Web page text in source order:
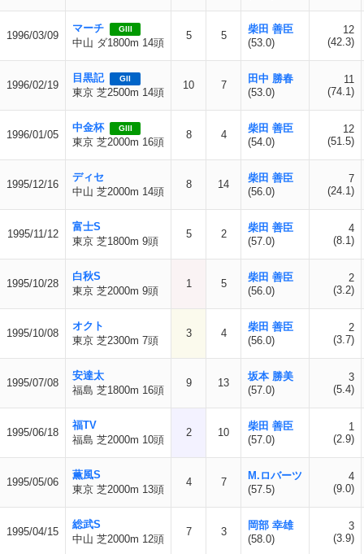
1996/03/09
マーチ GIII
中山 ダ1800m 14頭
5 5
柴田 善臣
(53.0)
12
(42.3)
1996/02/19
目黒記 GII
東京 芝2500m 14頭
10 7
田中 勝春
(53.0)
11
(74.1)
1996/01/05
中金杯 GIII
東京 芝2000m 16頭
8 4
柴田 善臣
(54.0)
12
(51.5)
1995/12/16
ディセ
中山 芝2000m 14頭
8 14
柴田 善臣
(56.0)
7
(24.1)
1995/11/12
富士S
東京 芝1800m 9頭
5 2
柴田 善臣
(57.0)
4
(8.1)
1995/10/28
白秋S
東京 芝2000m 9頭
1 5
柴田 善臣
(56.0)
2
(3.2)
1995/10/08
オクト
東京 芝2300m 7頭
3 4
柴田 善臣
(56.0)
2
(3.7)
1995/07/08
安達太
福島 芝1800m 16頭
9 13
坂本 勝美
(57.0)
3
(5.4)
1995/06/18
福TV
福島 芝2000m 10頭
2 10
柴田 善臣
(57.0)
1
(2.9)
1995/05/06
薫風S
東京 芝2000m 13頭
4 7
M.ロバーツ
(57.5)
4
(9.0)
1995/04/15
総武S
中山 芝2000m 12頭
7 3
岡部 幸雄
(58.0)
3
(3.9)